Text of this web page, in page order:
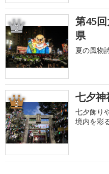
2
第45
県
夏の風物
3 七夕
七夕飾り
境内を彩